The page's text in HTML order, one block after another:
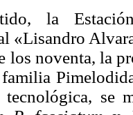
la
«Lisandro
los noventa, la
familia
tecnológica, se